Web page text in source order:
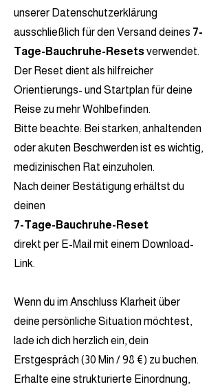
unserer Datenschutzerklärung
ausschließlich für den Versand deines 7-
Tage-Bauchruhe-Resetsverwendet.
Der Reset dient als hilfreicher
Orientierungs- und Startplan für deine
Reise zu mehr Wohlbefinden.
Bitte beachte: Bei starken, anhaltenden
oder akuten Beschwerden ist es wichtig,
medizinischen Rat einzuholen.
Nach deiner Bestätigung erhältst du
deinen
7-Tage-Bauchruhe-Reset
direkt per E-Mail mit einem Download-
Link.
Wenn du im Anschluss Klarheit über
deine persönliche Situation möchtest,
lade ich dich herzlich ein, dein
Erstgespräch (30 Min / 98 €) zu buchen.
Erhalte eine strukturierte Einordnung,